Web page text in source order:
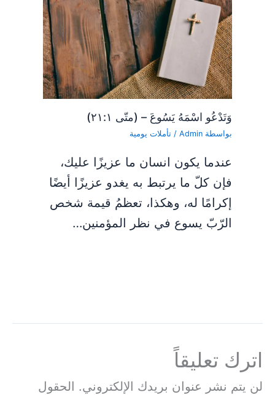
وَتَدْعُو اسْمَهُ يَسُوعَ – (متّى ٢١:١)
بواسطة Admin
/تأملات يومية
عندما يكون انسان ما عزيزًا عليك،
فإن كلّ ما يرتبط به يغدو عزيزًا أيضًا
إكرامًا له، وهكذا، تعظمُ قيمة شخص
الرّبّ يسوع في نظر المؤمنين…
اترك تعليقاً
لن يتم نشر عنوان بريدك الإلكتروني. الحقول